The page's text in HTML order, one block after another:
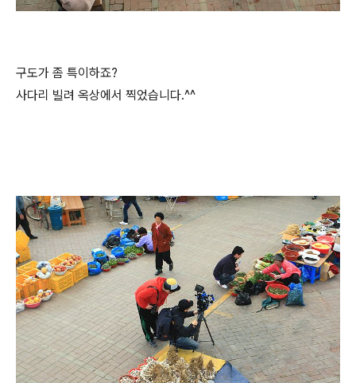
구도가 좀 특이하죠?
사다리 빌려 옥상에서 찍었습니다.^^